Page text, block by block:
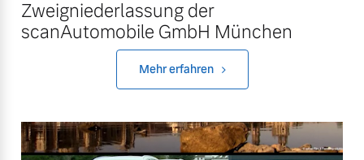
Mehr erfahren
Versicherung
Zweigniederlassung der
scanAutomobile GmbH München
Mehr erfahren